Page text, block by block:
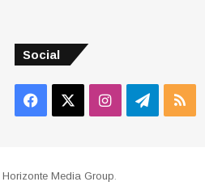
Social
Facebook InstagramTelegram
RSS
Horizonte Media Group.